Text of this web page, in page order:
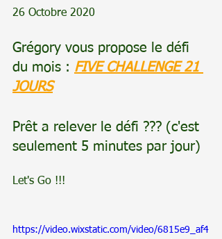
26 Octobre 2020
Grégory vous propose le défi
du mois : FIVE CHALLENGE 21
JOURS
Prêt a relever le défi ??? (c'est
seulement 5 minutes par jour)
Let's Go !!!
https://video.wixstatic.com/video/6815e9_af4